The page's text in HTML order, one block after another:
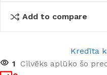
Add to compare
Kredīta
1 Cilvēks aplūko šo